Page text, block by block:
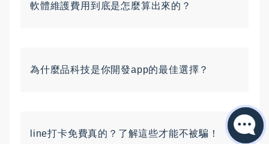
軟體維護費用到底是怎麼算出來的？
為什麼品科技是你開發app的最佳選擇？
line打卡免費真的？了解這些才能不被騙！